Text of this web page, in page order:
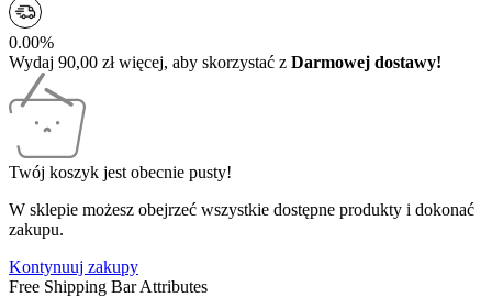
0.00%
Wydaj 90,00 złwięcej, aby skorzystać z Darmowej dostawy!
Twój koszyk jest obecnie pusty!
W sklepie możesz obejrzeć wszystkie dostępne produkty i dokonać
zakupu.
Kontynuuj zakupy
Free Shipping Bar Attributes